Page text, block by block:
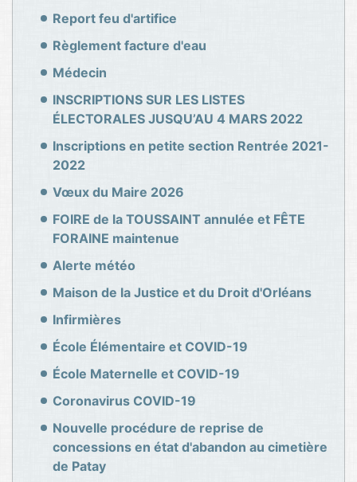
Report feu d'artifice
Règlement facture d'eau
Médecin
INSCRIPTIONS SUR LES LISTES
ÉLECTORALES JUSQU’AU 4 MARS 2022
Inscriptions en petite section Rentrée 2021-
2022
Vœux du Maire 2026
FOIRE de la TOUSSAINT annulée et FÊTE
FORAINE maintenue
Alerte météo
Maison de la Justice et du Droit d'Orléans
Infirmières
École Élémentaire et COVID-19
École Maternelle et COVID-19
Coronavirus COVID-19
Nouvelle procédure de reprise de
concessions en état d'abandon au cimetière
de Patay